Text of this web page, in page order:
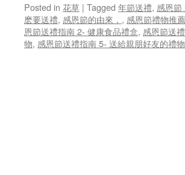
Posted in 花草 | Tagged 年節送禮, 感恩節
麽要送禮, 感恩節的由來， , 感恩節禮物推薦
恩節送禮指南 2- 健康食品禮盒, 感恩節送
物, 感恩節送禮指南 5- 送給親朋好友的禮物